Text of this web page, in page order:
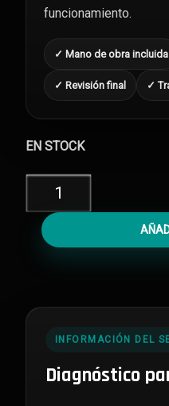
funcionamiento.
✓ Mano de obra incluida
✓ Revisión final ✓
EN STOCK
Diagnóstico
iPhone
Mini
INFORMACIÓN DEL
Diagnóstico